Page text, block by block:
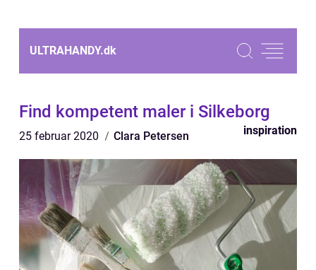
ULTRAHANDY.dk
Find kompetent maler i Silkeborg
25 februar 2020 Clara Petersen inspiration